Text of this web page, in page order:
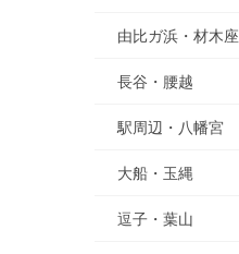
由比ガ浜・材木座
長谷・腰越
駅周辺・八幡宮
大船・玉縄
逗子・葉山